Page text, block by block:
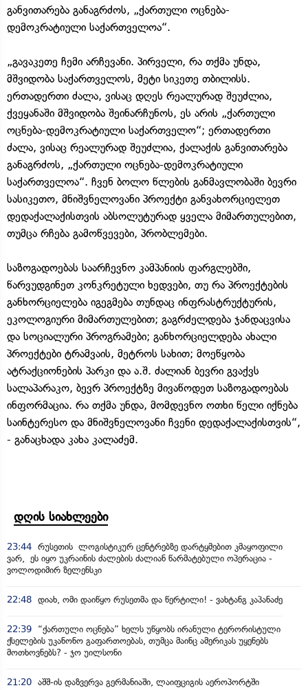
განვითარება განაგრძოს, „ქართული ოცნება-
დემოკრატიული საქართველოა“.
„გავაკეთე ჩემი არჩევანი. პირველი, რა თქმა უნდა,
მშვიდობა საქართველოს, მეტი სიკეთე თბილისს.
ერთადერთი ძალა, ვისაც დღეს რეალურად შეუძლია,
ქვეყანაში მშვიდობა შეინარჩუნოს, ეს არის „ქართული
ოცნება-დემოკრატიული საქართველო“; ერთადერთი
ძალა, ვისაც რეალურად შეუძლია, ქალაქის განვითარება
განაგრძოს, „ქართული ოცნება-დემოკრატიული
საქართველოა“. ჩვენ ბოლო წლების განმავლობაში ბევრი
სასიკეთო, მნიშვნელოვანი პროექტი განვახორციელეთ
დედაქალაქისთვის აბსოლუტურად ყველა მიმართულებით,
თუმცა რჩება გამოწვევები, პრობლემები.
საზოგადოებას საარჩევნო კამპანიის ფარგლებში,
წარვუდგინეთ კონკრეტული ხედვები, თუ რა პროექტების
განხორციელება იგეგმება თუნდაც ინფრასტრუქტურის,
ეკოლოგიური მიმართულებით; გაგრძელდება ჯანდაცვისა
და სოციალური პროგრამები; განხორციელდება ახალი
პროექტები ტრამვაის, მეტროს სახით; მოეწყობა
ატრაქციონების პარკი და ა.შ. ძალიან ბევრი გვაქვს
სალაპარაკო, ბევრ პროექტზე მივაწოდეთ საზოგადოებას
ინფორმაცია. რა თქმა უნდა, მომდევნო ოთხი წელი იქნება
საინტერესო და მნიშვნელოვანი ჩვენი დედაქალაქისთვის“,
- განაცხადა კახა კალაძემ.
დღის სიახლეები
23:44 რუსეთის ლოგისტიკურ ცენტრებზე დარტყმებით კმაყოფილი
ვარ, ეს იყო უკრაინის ძალების ძალიან წარმატებული ოპერაცია -
ვოლოდიმირ ზელენსკი
22:48 დიახ, ომი დაიწყო რუსეთმა და წერტილი! - ვახტანგ კაპანაძე
22:39
“ქართული ოცნება” ხელს უწყობს ირანული ტერორისტული
ქსელების უკანონო გაფართოებას, თუმცა მაინც ამერიკას უყენებს
მოთხოვნებს? - ჯო უილსონი
21:20 აშშ-ის დაზვერვა გერმანიაში, ლაიფციგის აეროპორტში